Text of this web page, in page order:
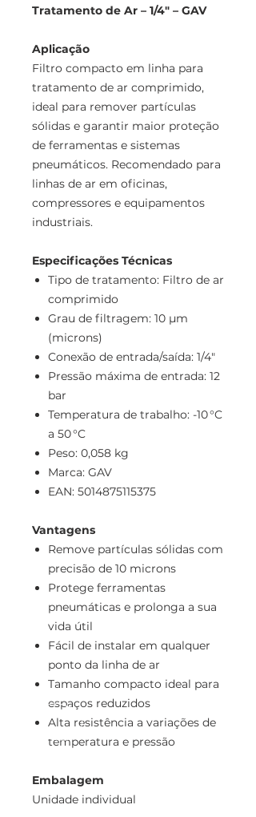
Tratamento de Ar – 1/4" – GAV
Aplicação
Filtro compacto em linha para
tratamento de ar comprimido,
ideal para remover partículas
sólidas e garantir maior proteção
de ferramentas e sistemas
pneumáticos. Recomendado para
linhas de ar em oficinas,
compressores e equipamentos
industriais.
Especificações Técnicas
Tipo de tratamento: Filtro de ar
comprimido
Grau de filtragem: 10 µm
(microns)
Conexão de entrada/saída: 1/4"
Pressão máxima de entrada: 12
bar
Temperatura de trabalho: -10 °C
a 50 °C
Peso: 0,058 kg
Marca: GAV
EAN: 5014875115375
Vantagens
Remove partículas sólidas com
precisão de 10 microns
Protege ferramentas
pneumáticas e prolonga a sua
vida útil
Fácil de instalar em qualquer
ponto da linha de ar
Tamanho compacto ideal para
espaços reduzidos
Alta resistência a variações de
temperatura e pressão
Embalagem
Unidade individual